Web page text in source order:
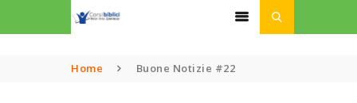
Home Buone Notizie #22